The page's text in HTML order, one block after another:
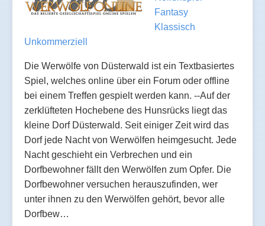
Fantasy
Klassisch
Unkommerziell
Die Werwölfe von Düsterwald ist ein Textbasiertes
Spiel, welches online über ein Forum oder offline
bei einem Treffen gespielt werden kann. --Auf der
zerklüfteten Hochebene des Hunsrücks liegt das
kleine Dorf Düsterwald. Seit einiger Zeit wird das
Dorf jede Nacht von Werwölfen heimgesucht. Jede
Nacht geschieht ein Verbrechen und ein
Dorfbewohner fällt den Werwölfen zum Opfer. Die
Dorfbewohner versuchen herauszufinden, wer
unter ihnen zu den Werwölfen gehört, bevor alle
Dorfbew…